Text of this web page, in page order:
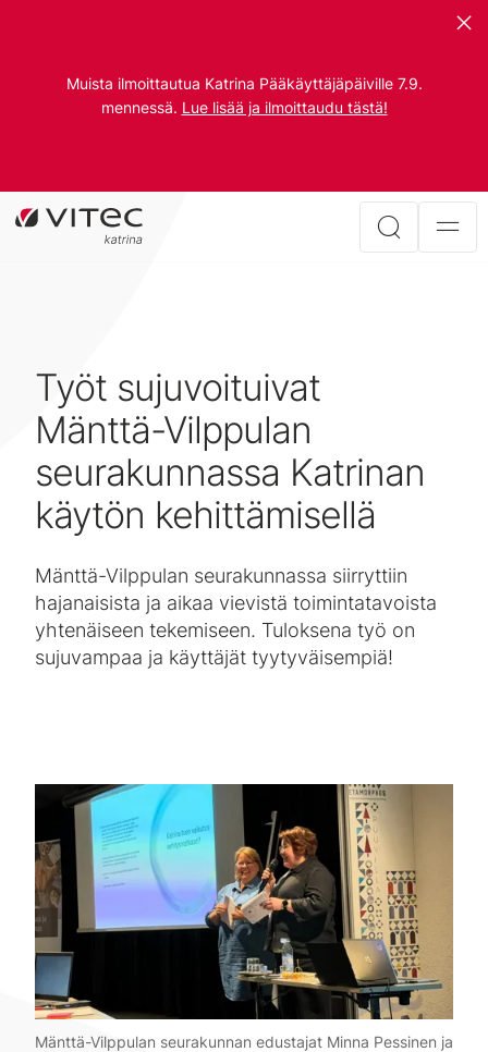
Muista ilmoittautua Katrina Pääkäyttäjäpäiville 7.9.
mennessä. Lue lisää ja ilmoittaudu tästä!
Työt sujuvoituivat
Mänttä-Vilppulan
seurakunnassa Katrinan
käytön kehittämisellä
Mänttä-Vilppulan seurakunnassa siirryttiin
hajanaisista ja aikaa vievistä toimintatavoista
yhtenäiseen tekemiseen. Tuloksena työ on
sujuvampaa ja käyttäjät tyytyväisempiä!
Mänttä-Vilppulan seurakunnan edustajat Minna Pessinen ja